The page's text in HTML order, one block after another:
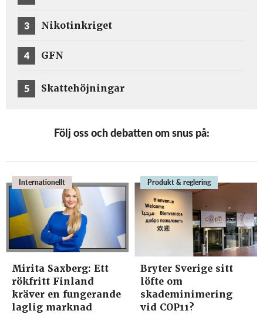
3 Nikotinkriget
4 GFN
5 Skattehöjningar
Följ oss och debatten om snus på:
Internationellt
Mirita Saxberg: Ett
rökfritt Finland
kräver en fungerande
laglig marknad
Produkt & reglering
Bryter Sverige sitt
löfte om
skademinimering
vid COP11?